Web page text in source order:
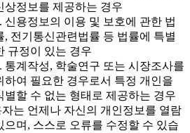
상정보를 제공하는 경우
신용정보의 이용 및 보호에 관한 법
, 전기통신관련법률 등 법률에 특별
규정이 있는 경우
통계작성, 학술연구 또는 시장조사를
하여 필요한 경우로서 특정 개인을
별할 수 없는 형태로 제공하는 경우
는 언제나 자신의 개인정보를 열람
으며, 스스로 오류를 수정할 수 있습